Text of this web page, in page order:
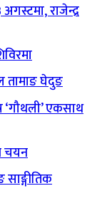
राजेन्द्र
तामाङ घेदुङ
एकसाथ
चयन